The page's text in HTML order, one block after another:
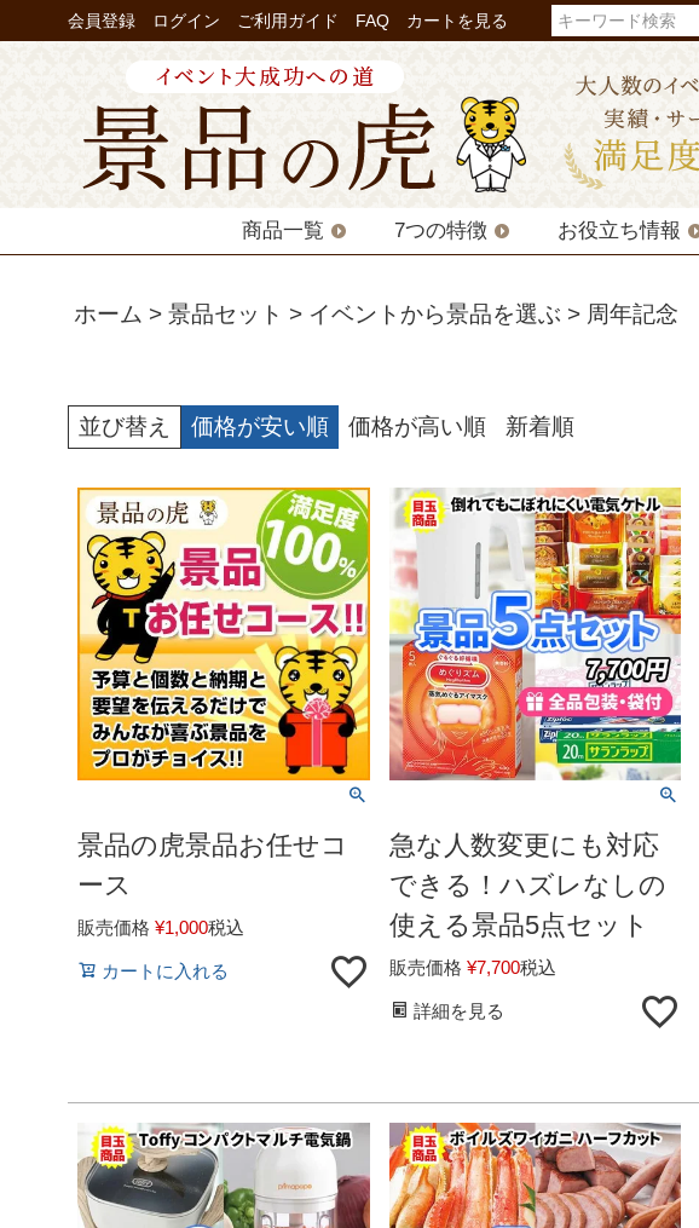
会員登録 ログイン ご利用ガイド FAQ カートを見る
商品一覧 7つの特徴 お役立ち情報
ホーム 景品セット イベントから景品を選ぶ 周年記念
並び替え 価格が安い順 価格が高い順 新着順
景品の虎景品お任せコ
ース
販売価格 ¥1,000税込
カートに入れる
急な人数変更にも対応
できる！ハズレなしの
使える景品5点セット
販売価格 ¥7,700税込
詳細を見る